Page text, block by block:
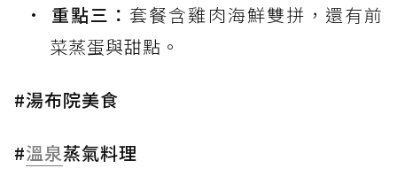
重點三： 套餐含雞肉海鮮雙拼，還有前
菜蒸蛋與甜點。
#湯布院美食
#溫泉蒸氣料理